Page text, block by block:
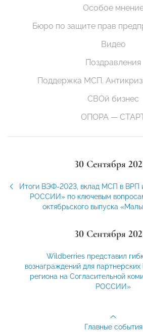
Особое
Бюро по защите прав
Видео
Поздравления
Поддержка МСП.
СВОй бизнес
ОПОРА —
30 Сентября
Итоги ВЭФ-2023, вклад МСП в ВРП
РОССИИ» по ключевым
октябрьского выпуска
30 Сентября
Wildberries представил
вознаграждений для
региона на Согласительной
РОССИИ»
Главные события